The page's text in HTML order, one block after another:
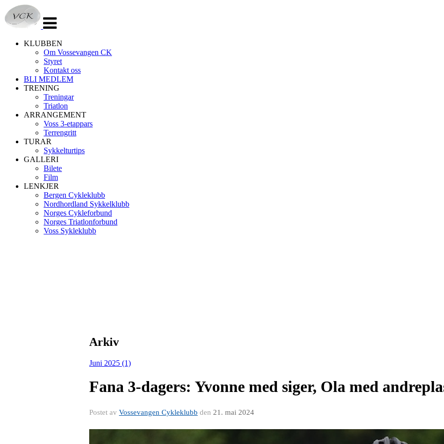
navigasjon
KLUBBEN
Om Vossevangen CK
Styret
Kontakt oss
BLI MEDLEM
TRENING
Treningar
Triatlon
ARRANGEMENT
Voss 3-etappars
Terrengritt
TURAR
Sykkelturtips
GALLERI
Bilete
Film
LENKJER
Bergen Cykleklubb
Nordhordland Sykkelklubb
Norges Cykleforbund
Norges Triatlonforbund
Voss Sykleklubb
Arkiv
Juni 2025 (1)
Fana 3-dagers: Yvonne med siger, Ola med
Postet av Vossevangen Cykleklubb den 21. mai 2024